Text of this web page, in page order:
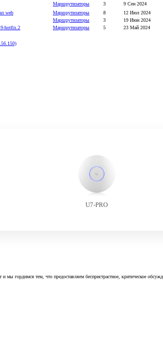
Маршрутизаторы 3
9 Сен 2024
web Маршрутизаторы 8
12 Июл 2024
Маршрутизаторы 3
19 Июн 2024
hotfix.2 Маршрутизаторы 5
23 Май 2024
U7-PRO
мы гордимся тем, что предоставляем беспристрастное, критическое